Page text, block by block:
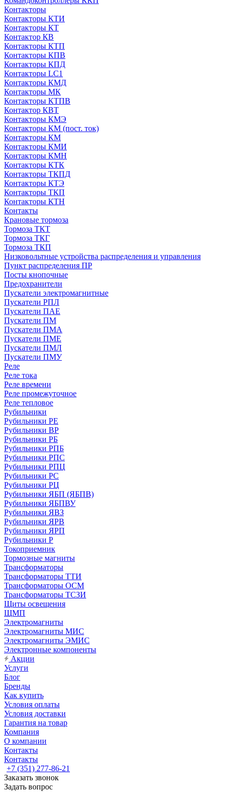
Контакторы
Контакторы КТИ
Контакторы КТ
Контактор КВ
Контакторы КТП
Контакторы КПВ
Контакторы КПД
Контакторы LC1
Контакторы КМД
Контакторы МК
Контакторы КТПВ
Контактор КВТ
Контакторы КМЭ
Контакторы КМ (пост. ток)
Контакторы КМ
Контакторы КМИ
Контакторы КМН
Контакторы КТК
Контакторы ТКПД
Контакторы КТЭ
Контакторы ТКП
Контакторы КТН
Контакты
Крановые тормоза
Тормоза ТКТ
Тормоза ТКГ
Тормоза ТКП
Низковольтные устройства распределения и управления
Пункт распределения ПР
Посты кнопочные
Предохранители
Пускатели электромагнитные
Пускатели РПЛ
Пускатели ПАЕ
Пускатели ПМ
Пускатели ПМА
Пускатели ПМЕ
Пускатели ПМЛ
Пускатели ПМУ
Реле
Реле тока
Реле времени
Реле промежуточное
Реле тепловое
Рубильники
Рубильники РЕ
Рубильники ВР
Рубильники РБ
Рубильники РПБ
Рубильники РПС
Рубильники РПЦ
Рубильники РС
Рубильники РЦ
Рубильники ЯБП (ЯБПВ)
Рубильники ЯБПВУ
Рубильники ЯВЗ
Рубильники ЯРВ
Рубильники ЯРП
Рубильники Р
Токоприемник
Тормозные магниты
Трансформаторы
Трансформаторы ТТИ
Трансформаторы ОСМ
Трансформаторы ТСЗИ
Щиты освещения
ЩМП
Электромагниты
Электромагниты МИС
Электромагниты ЭМИС
Электронные компоненты
Акции
Услуги
Блог
Бренды
Как купить
Условия оплаты
Условия доставки
Гарантия на товар
Компания
О компании
Контакты
Контакты
+7 (351) 277-86-21
Заказать звонок
Задать вопрос